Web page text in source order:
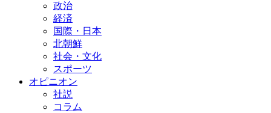
政治
経済
国際・日本
北朝鮮
社会・文化
スポーツ
オピニオン
社説
コラム